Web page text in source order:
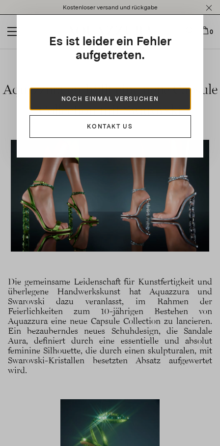
note:
website
an
Kostenloser versand und rückgabe
0
Es ist leider ein Fehler
aufgetreten.
NOCH EINMAL VERSUCHEN
KONTAKT US
Aquazzura enthüllt eine neue Capsule
Collection mit Swarovski
Die gemeinsame Leidenschaft für Kunstfertigkeit und
überlegene Handwerkskunst hat Aquazzura und
Swarovski dazu veranlasst, im Rahmen der
Feierlichkeiten zum 10-jährigen Bestehen von
Aquazzura eine neue Capsule Collection zu lancieren.
Ein bezauberndes neues Schuhdesign, die Sandale
Aura, definiert durch eine essentielle und absolut
feminine Silhouette, die durch einen skulpturalen, mit
Swarovski-Kristallen besetzten Absatz aufgewertet
wird.